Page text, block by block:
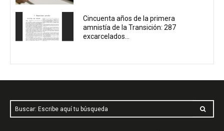
Cincuenta años de la primera
amnistía de la Transición: 287
excarcelados...
Buscar: Escribe aquí tu búsqueda